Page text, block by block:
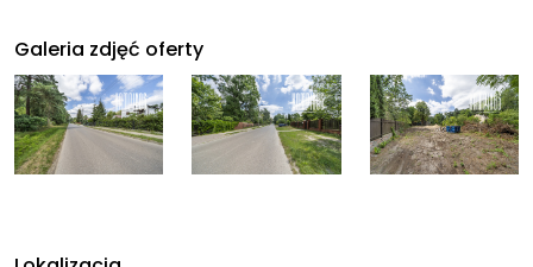
Galeria zdjęć oferty